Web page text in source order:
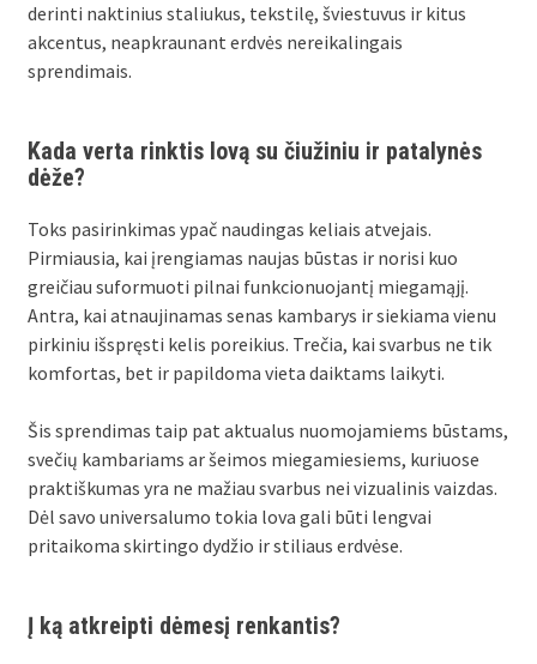
derinti naktinius staliukus, tekstilę, šviestuvus ir kitus
akcentus, neapkraunant erdvės nereikalingais
sprendimais.
Kada verta rinktis lovą su čiužiniu ir patalynės
dėže?
Toks pasirinkimas ypač naudingas keliais atvejais.
Pirmiausia, kai įrengiamas naujas būstas ir norisi kuo
greičiau suformuoti pilnai funkcionuojantį miegamąjį.
Antra, kai atnaujinamas senas kambarys ir siekiama vienu
pirkiniu išspręsti kelis poreikius. Trečia, kai svarbus ne tik
komfortas, bet ir papildoma vieta daiktams laikyti.
Šis sprendimas taip pat aktualus nuomojamiems būstams,
svečių kambariams ar šeimos miegamiesiems, kuriuose
praktiškumas yra ne mažiau svarbus nei vizualinis vaizdas.
Dėl savo universalumo tokia lova gali būti lengvai
pritaikoma skirtingo dydžio ir stiliaus erdvėse.
Į ką atkreipti dėmesį renkantis?